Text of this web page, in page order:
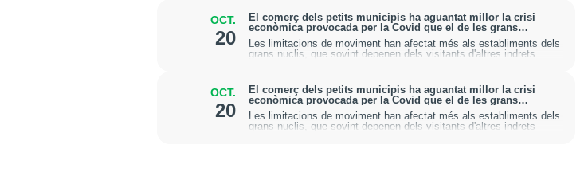
OCT.
20
El comerç dels petits municipis ha aguantat millor la crisi
econòmica provocada per la Covid que el de les grans
ciutats
Les limitacions de moviment han afectat més als establiments dels
grans nuclis, que sovint depenen dels visitants d'altres indrets
OCT.
20
El comerç dels petits municipis ha aguantat millor la crisi
econòmica provocada per la Covid que el de les grans
ciutats
Les limitacions de moviment han afectat més als establiments dels
grans nuclis, que sovint depenen dels visitants d'altres indrets